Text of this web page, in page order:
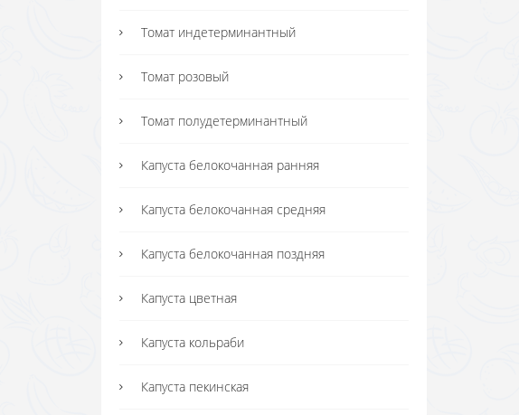
Томат индетерминантный
Томат розовый
Томат полудетерминантный
Капуста белокочанная ранняя
Капуста белокочанная средняя
Капуста белокочанная поздняя
Капуста цветная
Капуста кольраби
Капуста пекинская